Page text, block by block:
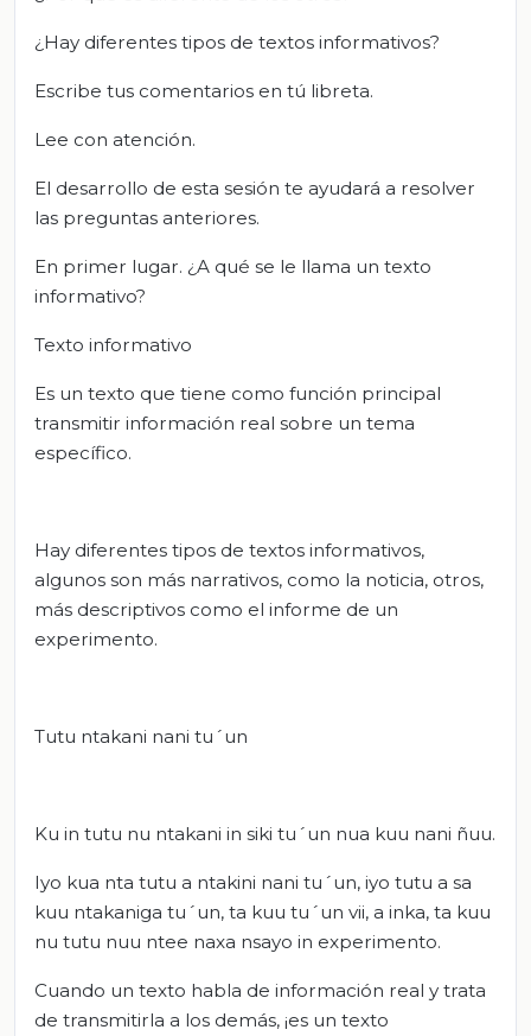
¿Hay diferentes tipos de textos informativos?
Escribe tus comentarios en tú libreta.
Lee con atención.
El desarrollo de esta sesión te ayudará a resolver
las preguntas anteriores.
En primer lugar. ¿A qué se le llama un texto
informativo?
Texto informativo
Es un texto que tiene como función principal
transmitir información real sobre un tema
específico.
Hay diferentes tipos de textos informativos,
algunos son más narrativos, como la noticia, otros,
más descriptivos como el informe de un
experimento.
Tutu ntakani nani tu´un
Ku in tutu nu ntakani in siki tu´un nua kuu nani ñuu.
Iyo kua nta tutu a ntakini nani tu´un, iyo tutu a sa
kuu ntakaniga tu´un, ta kuu tu´un vii, a inka, ta kuu
nu tutu nuu ntee naxa nsayo in experimento.
Cuando un texto habla de información real y trata
de transmitirla a los demás, ¡es un texto